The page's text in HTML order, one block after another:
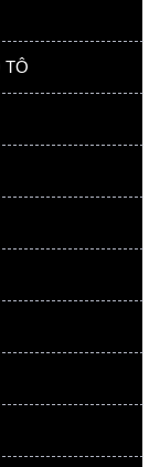
TÔ